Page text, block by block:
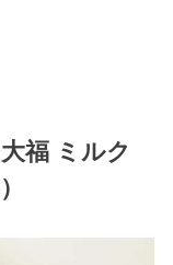
福 ミルク